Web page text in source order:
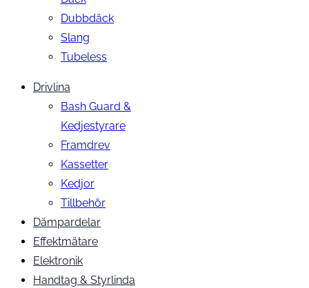
Dubbdäck
Slang
Tubeless
Drivlina
Bash Guard &
Kedjestyrare
Framdrev
Kassetter
Kedjor
Tillbehör
Dämpardelar
Effektmätare
Elektronik
Handtag & Styrlinda